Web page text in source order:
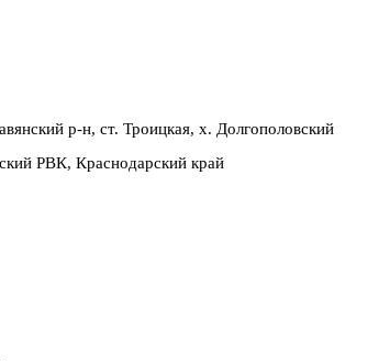
р-н, ст. Троицкая, х. Долгополовский
РВК, Краснодарский край